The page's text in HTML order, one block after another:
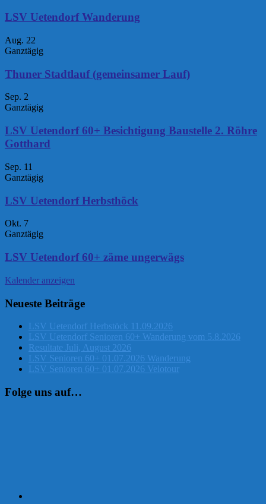
LSV Uetendorf Wanderung
Aug. 22
Ganztägig
Thuner Stadtlauf (gemeinsamer Lauf)
Sep. 2
Ganztägig
LSV Uetendorf 60+ Besichtigung Baustelle 2. Röhre
Gotthard
Sep. 11
Ganztägig
LSV Uetendorf Herbsthöck
Okt. 7
Ganztägig
LSV Uetendorf 60+ zäme ungerwägs
Kalender anzeigen
Neueste Beiträge
LSV Uetendorf Herbstöck 11.09.2026
LSV Uetendorf Senioren 60+ Wanderung vom 5.8.2026
Resultate Juli, August 2026
LSV Senioren 60+ 01.07.2026 Wanderung
LSV Senioren 60+ 01.07.2026 Velotour
Folge uns auf…